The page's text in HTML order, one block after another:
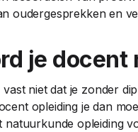
oudergesprekken en
je
vast niet dat je zonder
opleiding je dan
natuurkunde opleiding